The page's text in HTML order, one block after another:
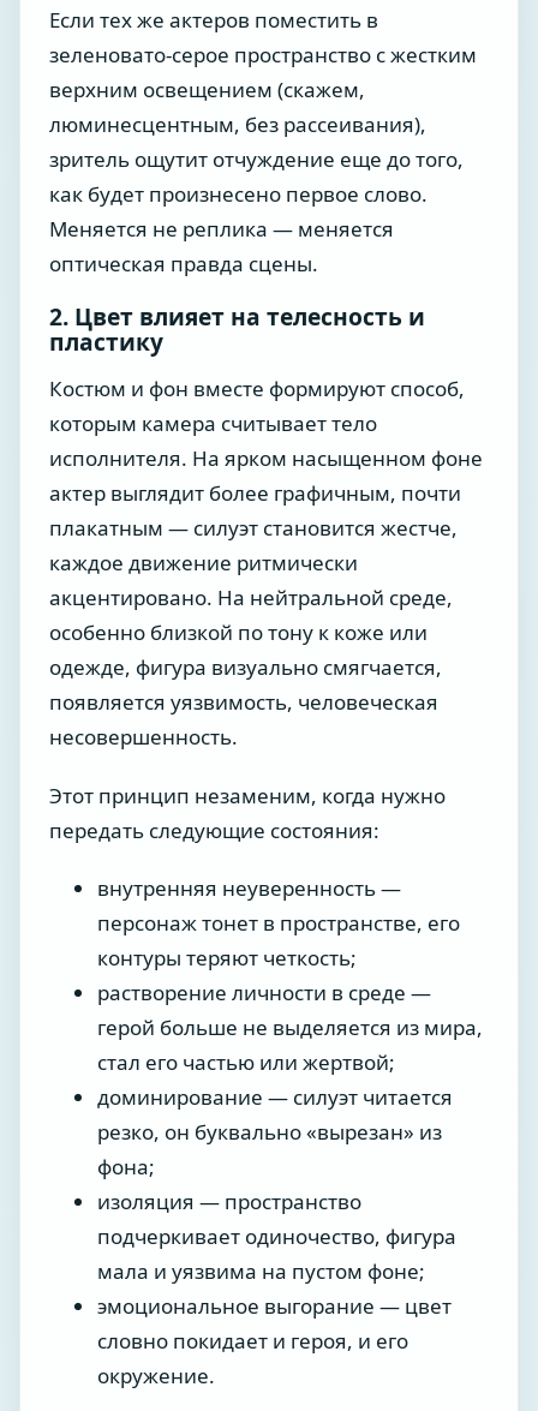
Если тех же актеров поместить в
зеленовато-серое пространство с жестким
верхним освещением (скажем,
люминесцентным, без рассеивания),
зритель ощутит отчуждение еще до того,
как будет произнесено первое слово.
Меняется не реплика — меняется
оптическая правда сцены.
2. Цвет влияет на телесность и
пластику
Костюм и фон вместе формируют способ,
которым камера считывает тело
исполнителя. На ярком насыщенном фоне
актер выглядит более графичным, почти
плакатным — силуэт становится жестче,
каждое движение ритмически
акцентировано. На нейтральной среде,
особенно близкой по тону к коже или
одежде, фигура визуально смягчается,
появляется уязвимость, человеческая
несовершенность.
Этот принцип незаменим, когда нужно
передать следующие состояния:
внутренняя неуверенность —
персонаж тонет в пространстве, его
контуры теряют четкость;
растворение личности в среде —
герой больше не выделяется из мира,
стал его частью или жертвой;
доминирование — силуэт читается
резко, он буквально «вырезан» из
фона;
изоляция — пространство
подчеркивает одиночество, фигура
мала и уязвима на пустом фоне;
эмоциональное выгорание — цвет
словно покидает и героя, и его
окружение.